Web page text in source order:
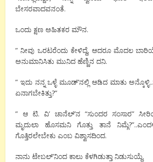
ಬೇಸರವಾದವನಂತೆ.
ಒಂದು ಕ್ಷಣ ಅಹಿತಕರ ಮೌನ.
” ನೀವು ಒರಟರೆಂದು ಕೇಳಿದ್ದೆ, ಆದರೂ ಮೊದಲ
ಅನುಮಾನಿಸಿತು ಮುನಿದ ಹೆಣ್ಣಿನ ದನಿ.
” ಇದು ನನ್ನ ಒಳ್ಳೆ ಮೂಡ್’ನಲ್ಲಿ ಆಡಿದ ಮಾತು
ಏನಾಗಬೇಕಿತ್ತು?”
” ಆ ಟಿ. ವಿ’ ಚಾನೆಲ್’ನ “ಸುಂದರ ಸಂಸಾರ”
ಮೃದುಲಾ ಹೊಸಮನಿ ಗೊತ್ತು ತಾನೆ
ಗೊತ್ತಿರಲೇಬೇಕು ಎಂಬ ವಿಶ್ವಾಸದಿಂದ.
ನಾನು ಟೇಬಲ್’ನಿಂದ ಕಾಲು ಕೆಳಗಿಡುತ್ತಾ ನಿಡುಸುಯ್ದೆ.